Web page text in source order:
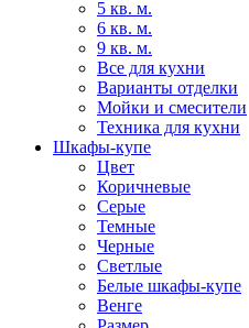
5 кв. м.
6 кв. м.
9 кв. м.
Все для кухни
Варианты отделки
Мойки и смесители
Техника для кухни
Шкафы-купе
Цвет
Коричневые
Серые
Темные
Черные
Светлые
Белые шкафы-купе
Венге